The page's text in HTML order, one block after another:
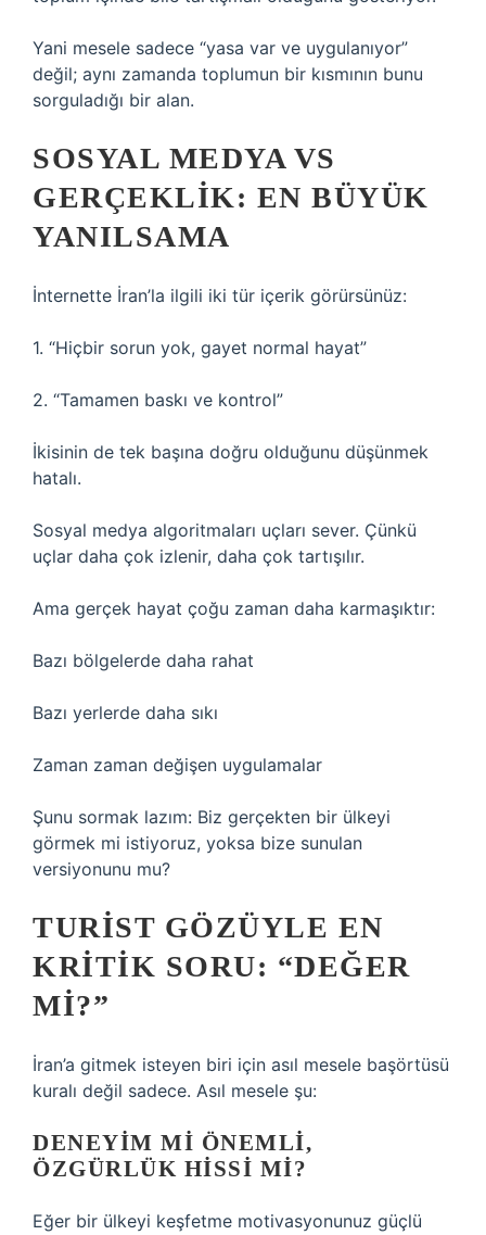
Yani mesele sadece “yasa var ve uygulanıyor”
değil; aynı zamanda toplumun bir kısmının bunu
sorguladığı bir alan.
SOSYAL MEDYA VS
GERÇEKLIK: EN BÜYÜK
YANILSAMA
İnternette İran’la ilgili iki tür içerik görürsünüz:
1. “Hiçbir sorun yok, gayet normal hayat”
2. “Tamamen baskı ve kontrol”
İkisinin de tek başına doğru olduğunu düşünmek
hatalı.
Sosyal medya algoritmaları uçları sever. Çünkü
uçlar daha çok izlenir, daha çok tartışılır.
Ama gerçek hayat çoğu zaman daha karmaşıktır:
Bazı bölgelerde daha rahat
Bazı yerlerde daha sıkı
Zaman zaman değişen uygulamalar
Şunu sormak lazım: Biz gerçekten bir ülkeyi
görmek mi istiyoruz, yoksa bize sunulan
versiyonunu mu?
TURIST GÖZÜYLE EN
KRITIK SORU: “DEĞER
MI?”
İran’a gitmek isteyen biri için asıl mesele başörtüsü
kuralı değil sadece. Asıl mesele şu:
DENEYIM MI ÖNEMLI,
ÖZGÜRLÜK HISSI MI?
Eğer bir ülkeyi keşfetme motivasyonunuz güçlü